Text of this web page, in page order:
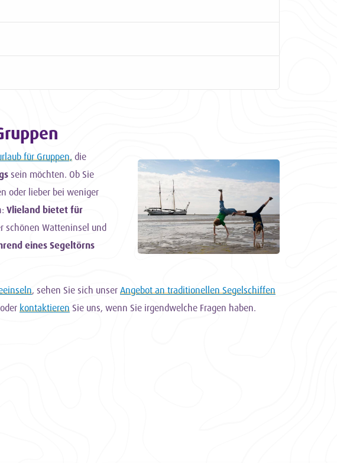
für Gruppen, die
sein möchten. Ob Sie
oder lieber bei weniger
Vlieland bietet für
schönen Watteninsel und
eines Segeltörns
, sehen Sie sich unser Angebot an traditionellen Segelschiffen
oder kontaktieren Sie uns, wenn Sie irgendwelche Fragen haben.